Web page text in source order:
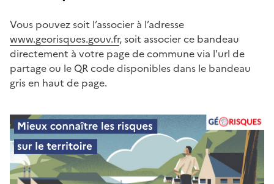
Vous pouvez soit l’associer à l’adresse
www.georisques.gouv.fr, soit associer ce bandeau
directement à votre page de commune via l'url de
partage ou le QR code disponibles dans le bandeau
gris en haut de page.